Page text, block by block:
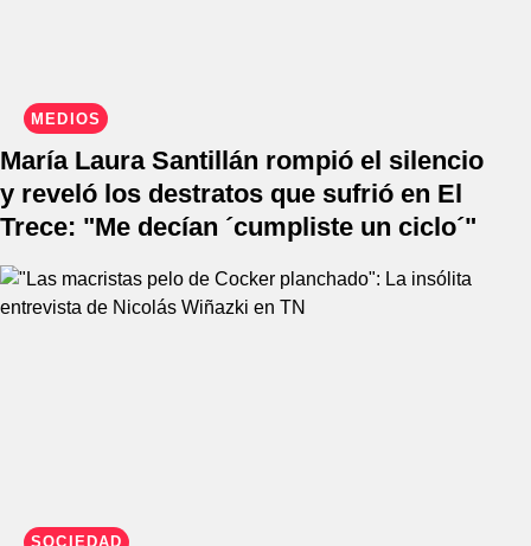
MEDIOS
María Laura Santillán rompió el silencio
y reveló los destratos que sufrió en El
Trece: "Me decían ´cumpliste un ciclo´"
SOCIEDAD